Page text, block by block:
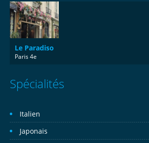
Le Paradiso
Paris 4e
Spécialités
Italien
Japonais